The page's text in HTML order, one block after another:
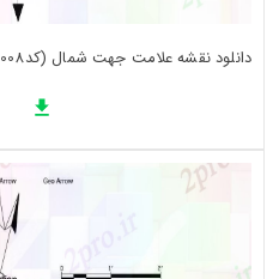
دانلود نقشه علامت جهت شمال (کد31008)